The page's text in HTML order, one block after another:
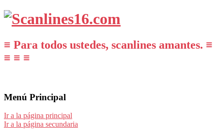
≡ Para todos ustedes, scanlines amantes. ≡
≡ ≡ ≡
Menú Principal
Ir a la página principal
Ir a la página secundaria